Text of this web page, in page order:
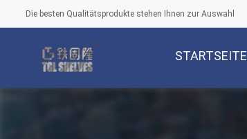
Die besten Qualitätsprodukte stehen Ihnen zur Auswahl
STARTSEITE